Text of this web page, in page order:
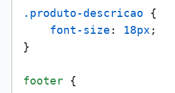
.produto-descricao {
font-size : 18px ;
}
footer {